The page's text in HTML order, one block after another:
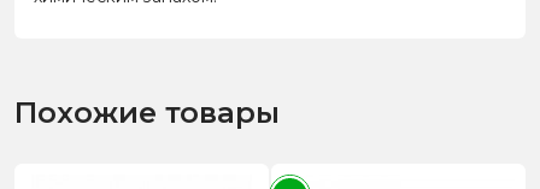
Похожие товары